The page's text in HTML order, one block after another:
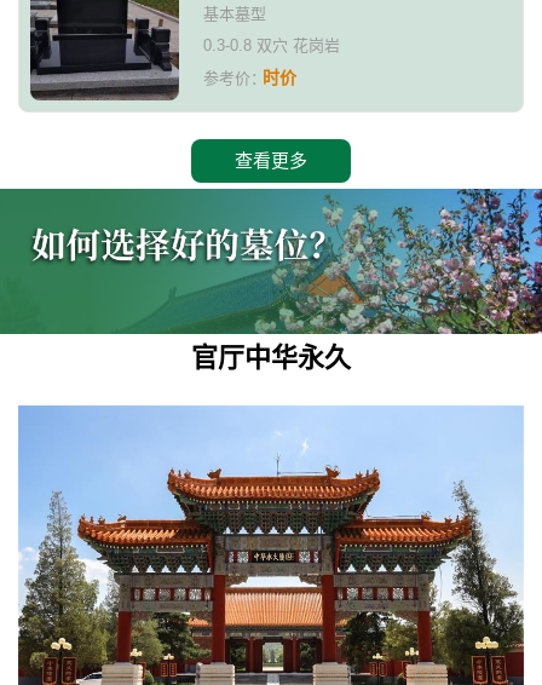
基本墓型
0.3-0.8 双穴 花岗岩
参考价：时价
查看更多
官厅中华永久